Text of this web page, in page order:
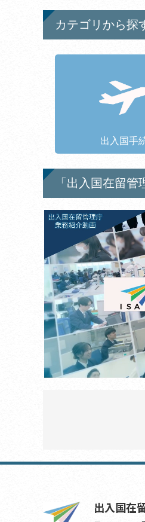
カテゴリから探
出入国手
「出入国在留管
出入国在